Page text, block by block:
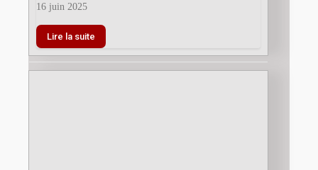
16 juin 2025
Lire la suite